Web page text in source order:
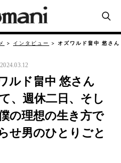
インタビュー オズワルド畠中 悠さ
2024.03.12
ルド畠中 悠さん
、週休二日、そし
の理想の生き方で
せ男のひとりごと